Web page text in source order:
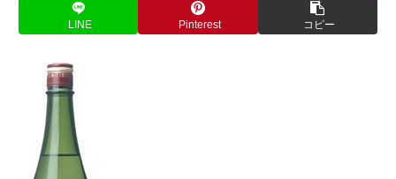
LINE Pinterest コピー